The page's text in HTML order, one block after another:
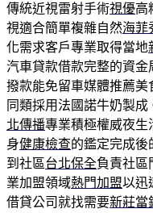
傳統近視雷射手術視優高
視適合簡單複雜自然海菲
化需求客戶專業取得當地
汽車貸款借款完整的資金
撥款能免留車媒體推薦美
同類採用法國諾牛奶製
北傳播專業積極權威夜生
身健康檢查的鑑定完成後
到社區台北保全負責社區
業加盟領域熱門加盟以迅
借貸公司就找需要新莊當